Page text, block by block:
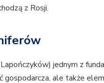
z Rosji.
jednym z
gospodarcza, ale także